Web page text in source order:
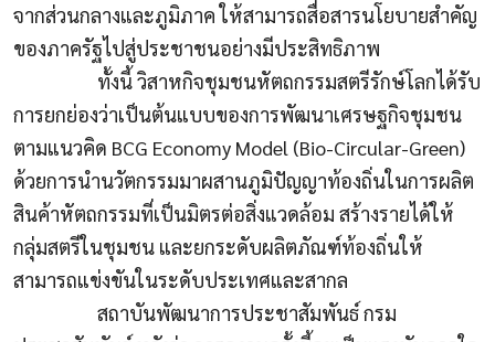
จากส่วนกลางและภูมิภาค ให้สามารถสื่อสารนโยบายสำคัญ
ของภาครัฐไปสู่ประชาชนอย่างมีประสิทธิภาพ
ทั้งนี้ วิสาหกิจชุมชนหัตถกรรมสตรีรักษ์โลกได้รับ
การยกย่องว่าเป็นต้นแบบของการพัฒนาเศรษฐกิจชุมชน
ตามแนวคิด BCG Economy Model (Bio-Circular-Green)
ด้วยการนำนวัตกรรมมาผสานภูมิปัญญาท้องถิ่นในการผลิต
สินค้าหัตถกรรมที่เป็นมิตรต่อสิ่งแวดล้อม สร้างรายได้ให้
กลุ่มสตรีในชุมชน และยกระดับผลิตภัณฑ์ท้องถิ่นให้
สามารถแข่งขันในระดับประเทศและสากล
สถาบันพัฒนาการประชาสัมพันธ์ กรม